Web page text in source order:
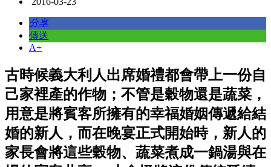
分享
傳送
A+
古時候義大利人出席婚禮都會帶上一份自
己家裡產的作物；不管是穀物還是蔬菜，
用意是將賓客所擁有的幸福婚姻傳遞給結
婚的新人，而在晚宴正式開始時，新人的
家長會將這些穀物、蔬菜煮成一鍋湯與在